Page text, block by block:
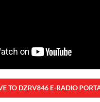
TO DZRV846 E-RADIO